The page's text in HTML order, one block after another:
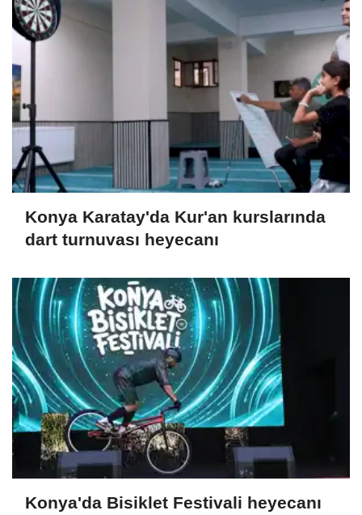
Konya Karatay'da Kur'an kurslarında
dart turnuvası heyecanı
Konya'da Bisiklet Festivali heyecanı